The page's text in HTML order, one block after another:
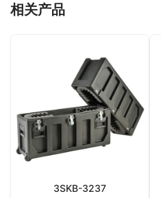
相关产品
3SKB-3237